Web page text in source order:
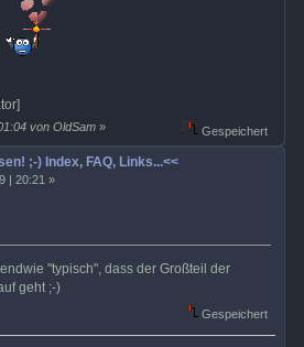
von OldSam » Gespeichert
;-) Index, FAQ, Links...<<
| 20:21 »
"typisch", dass der Großteil der
geht ;-)
Gespeichert